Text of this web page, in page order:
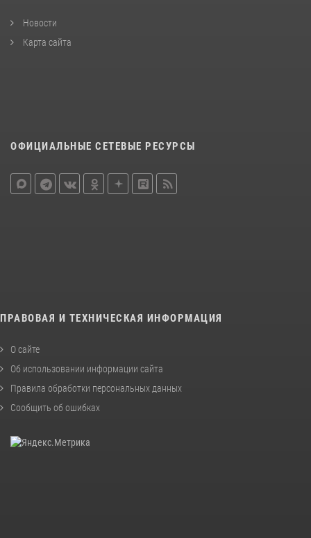
Новости
Карта сайта
ОФИЦИАЛЬНЫЕ СЕТЕВЫЕ РЕСУРСЫ
ПРАВОВАЯ И ТЕХНИЧЕСКАЯ ИНФОРМАЦИЯ
О сайте
Об использовании информации сайта
Правила обработки персональных данных
Сообщить об ошибках